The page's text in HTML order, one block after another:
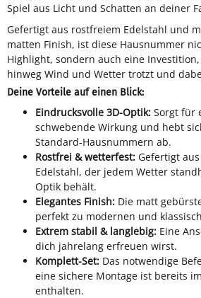
Spiel aus Licht und Schatten an deiner
Gefertigt aus rostfreiem Edelstahl und
matten Finish, ist diese Hausnummer
Highlight, sondern auch eine
hinweg Wind und Wetter trotzt und
Deine Vorteile auf einen Blick:
Eindrucksvolle 3D-Optik: Sorgt für
schwebende Wirkung und hebt
Standard-Hausnummern ab.
Rostfrei & wetterfest: Gefertigt
Edelstahl, der jedem Wetter
Optik behält.
Elegantes Finish: Die matt
perfekt zu modernen und
Extrem stabil & langlebig: Eine
dich jahrelang erfreuen wirst.
Komplett-Set: Das notwendige
eine sichere Montage ist bereits
enthalten.